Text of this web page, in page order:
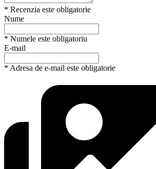
* Recenzia este obligatorie
Nume
* Numele este obligatoriu
E-mail
* Adresa de e-mail este obligatorie